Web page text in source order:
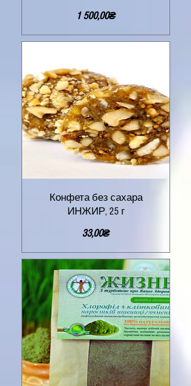
1 500,00₴Цена
Конфета без сахара
ИНЖИР, 25 г
33,00₴Цена